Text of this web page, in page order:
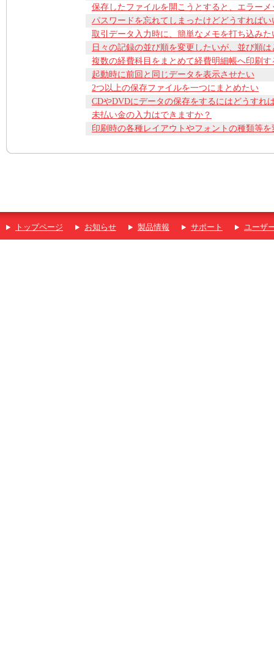
保存したファイルを開こうとすると、エラー
パスワードを忘れてしまったけどどうすればい
取引データ入力時に、簡単なメモを打ち込み
日々の記録の並び順を変更したいが、並び順
複数の経費科目をまとめて経費明細帳へ印刷
起動時に前回と同じデータを表示させたい
2つ以上の保存ファイルを一つにまとめたい
CDやDVDにデータの保存をするにはどうすれ
未払い金の入力はできますか？
印刷時の各種レイアウトやフォントの種類等を
トップページ お知らせ 製品情報 サポート ユーザ